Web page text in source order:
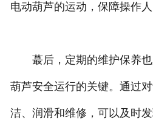
电动葫芦的运动，保障操作人
蕞后，定期的维护保养也
葫芦安全运行的关键。通过
洁、润滑和维修，可以及时